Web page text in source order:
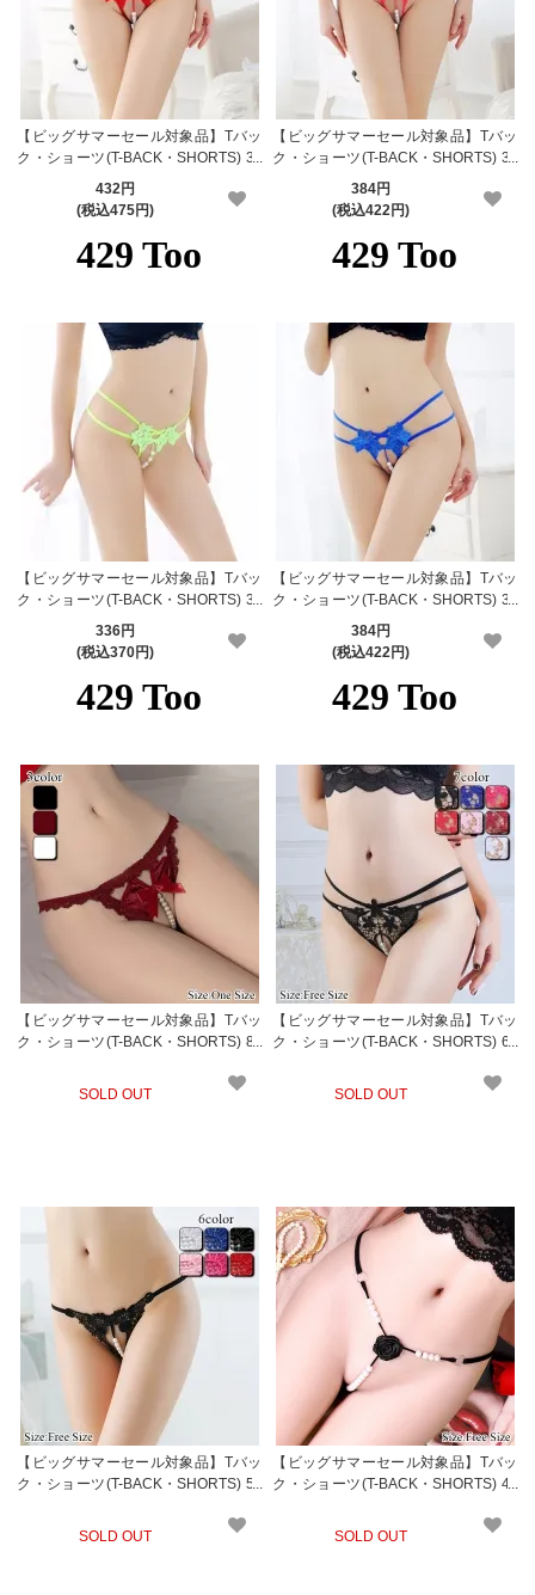
【ビッグサマーセール対象品】Tバッ
ク・ショーツ(T-BACK・SHORTS) 34
432円
(税込475円)
【ビッグサマーセール対象品】Tバッ
ク・ショーツ(T-BACK・SHORTS) 34
384円
(税込422円)
【ビッグサマーセール対象品】Tバッ
ク・ショーツ(T-BACK・SHORTS) 34
336円
(税込370円)
【ビッグサマーセール対象品】Tバッ
ク・ショーツ(T-BACK・SHORTS) 34
384円
(税込422円)
【ビッグサマーセール対象品】Tバッ
ク・ショーツ(T-BACK・SHORTS) 83
SOLD OUT
【ビッグサマーセール対象品】Tバッ
ク・ショーツ(T-BACK・SHORTS) 62
SOLD OUT
【ビッグサマーセール対象品】Tバッ
ク・ショーツ(T-BACK・SHORTS) 55
SOLD OUT
【ビッグサマーセール対象品】Tバッ
ク・ショーツ(T-BACK・SHORTS) 40
SOLD OUT